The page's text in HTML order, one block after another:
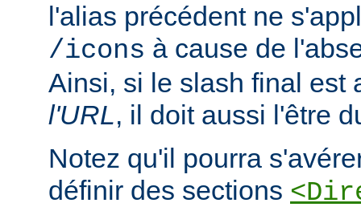
l'alias précédent ne
/icons à cause de
Ainsi, si le slash final est
l'URL, il doit aussi l'être
Notez qu'il pourra
définir des sections